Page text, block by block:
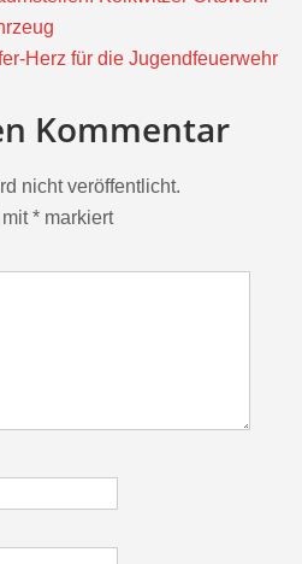
Herz für die Jugendfeuerwehr
Kommentar
nicht veröffentlicht.
* markiert